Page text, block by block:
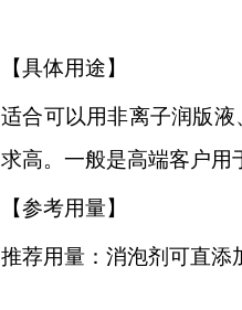
【具体用途】
适合可以用非离子润版
求高。一般是高端客户用
【参考用量】
推荐用量：消泡剂可直添